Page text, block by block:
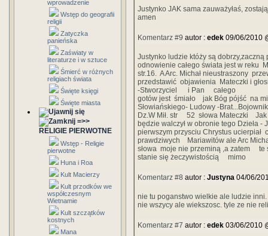
wprowadzenie
Wstęp do geografii
religii
Zatyczka
panieńska
Zaświaty w
literaturze i w sztuce
Śmierć w różnych
religiach świata
Święte księgi
Święte miasta
=>>
RELIGIE PIERWOTNE
Wstęp - Religie
pierwotne
Huna i Roa
Kult Macierzy
Kult przodków we
współczesnym
Wietnamie
Kult szczątków
kostnych
Mana
Justynko JAK sama zauważyłaś,
amen
Komentarz #9 autor : edek 09/06/2010
Justynko ludzie któży są
odnowienie całego świata jest w reku
str.16. A Arc. Michał nieustraszony
przedstawić objawienia Mateczki i
-Stworzyciel i Pan całego
gotów jest śmiało jak Bóg pójść
Słowiańskiego- Ludowy -
Dz.W Mił. str 52 słowa Mateczki Jak
będzie walczył w obronie tego
pierwszym przysciu Chrystus ucierpiał
prawdziwych Mariawitów ale
słowa moje nie przeminą ,a zatem
stanie się żeczywistością mimo
Komentarz #8 autor : Justyna 04/06/
nie tu poganstwo wielkie ale ludzie
nie wszycy ale wiekszosc. tyle ze nie
Komentarz #7 autor : edek 03/06/2010